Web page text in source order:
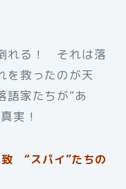
れる！ それは落
を救ったのが天
語家たちが“あ
実！
致 “スパイ”たちの